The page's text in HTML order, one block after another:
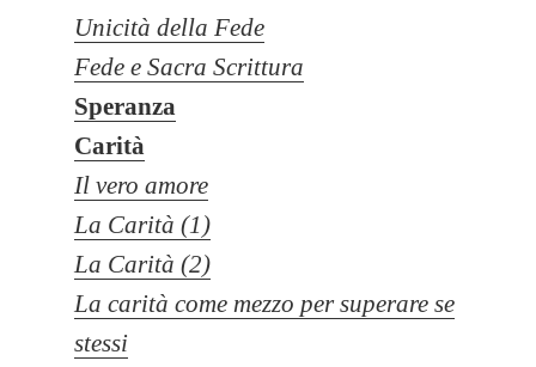
Unicità della Fede
Fede e Sacra Scrittura
Speranza
Carità
Il vero amore
La Carità (1)
La Carità (2)
La carità come mezzo per superare se
stessi